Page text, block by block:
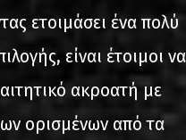
ετοιμάσει ένα πολύ
είναι έτοιμοι να
ακροατή με
ορισμένων από τα